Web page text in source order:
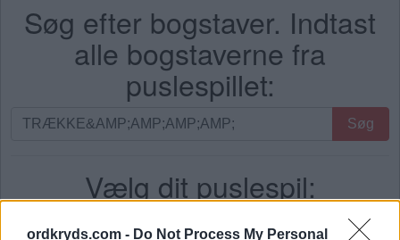
ordkryds.com - Do Not Process My Personal
Søg efter bogstaver. Indtast
alle bogstaverne fra
puslespillet:
Søg
alle
bogstaverne
Søg
Vælg dit puslespil:
Puslespil ikke fundet.